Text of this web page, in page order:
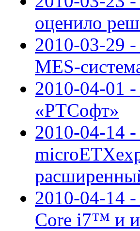
оценило
2010-03-29
MES-
2010-04-01
«РТСофт»
2010-04-14
2010-04-14
Core i7™ и